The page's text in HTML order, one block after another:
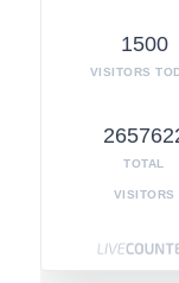
1500
VISITORS
TOTAL
VISITORS